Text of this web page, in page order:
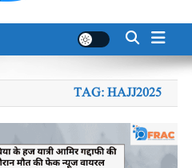
DFRAC_ORG
TAG:HAJJ2025